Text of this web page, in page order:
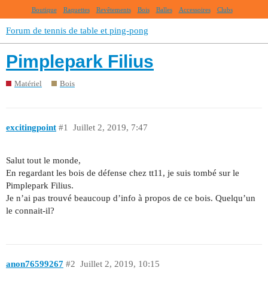
Boutique Raquettes Revêtements Bois Balles Accessoires Clubs
Forum de tennis de table et ping-pong
Pimplepark Filius
Matériel Bois
excitingpoint Juillet 2, 2019, 7:47
#1
Salut tout le monde,
En regardant les bois de défense chez tt11, je suis tombé sur le
Pimplepark Filius.
Je n’ai pas trouvé beaucoup d’info à propos de ce bois. Quelqu’un
le connait-il?
anon76599267 Juillet 2, 2019, 10:15
#2